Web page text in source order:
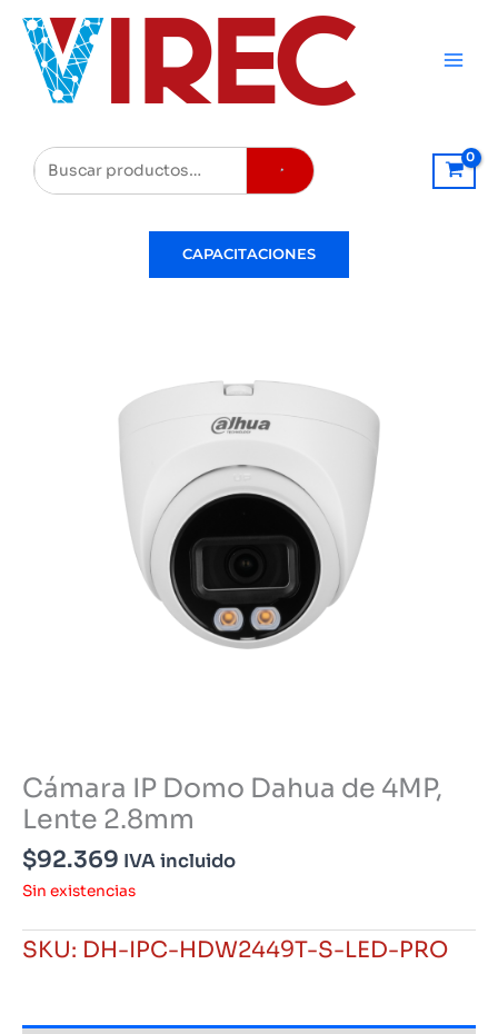
contenido
Buscar
CAPACITACIONES
Cámara IP Domo Dahua de 4MP,
Lente 2.8mm
$92.369 IVA incluido
Sin existencias
SKU: DH-IPC-HDW2449T-S-LED-PRO